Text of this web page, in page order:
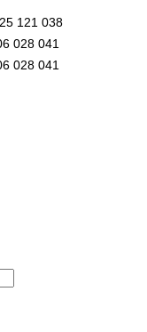
121 038
028 041
028 041